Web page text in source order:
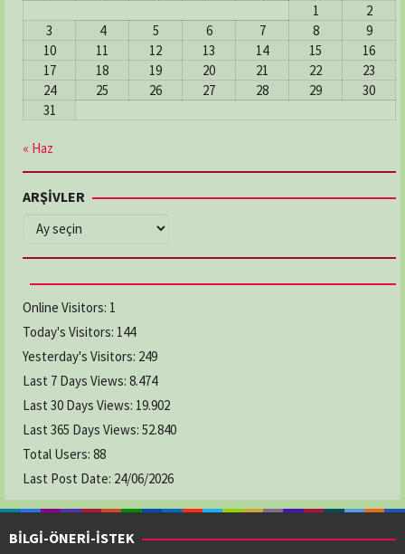
1
2
3
4 5 6 7 8
9
10
11 12 13 14 15
16
17
18 19 20 21 22
23
24
25 26 27 28 29
30
31
« Haz
ARŞİVLER
ARŞİVLER
Online Visitors: 1
Today's Visitors: 144
Yesterday's Visitors: 249
Last 7 Days Views: 8.474
Last 30 Days Views: 19.902
Last 365 Days Views: 52.840
Total Users: 88
Last Post Date: 24/06/2026
BİLGİ-ÖNERİ-İSTEK